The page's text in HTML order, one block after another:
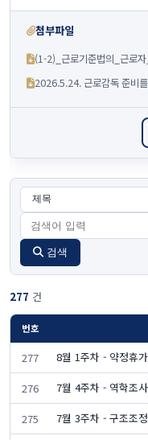
첨부파일
(1-2)_근로기준법의_근로
2026.5.24. 근로감독 준비
검색
277 건
번호
277 8월 1주차 - 약정휴
276 7월 4주차 - 역학조
275 7월 3주차 - 구조조